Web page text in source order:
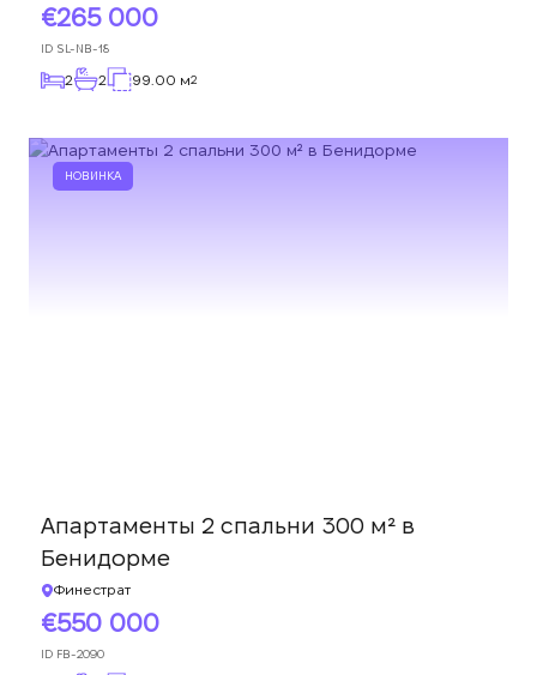
265 000
ID SL-NB-18
2 2 99.00 м2
НОВИНКА
Апартаменты 2 спальни 300 м² в
Бенидорме
Финестрат
550 000
ID FB-2090